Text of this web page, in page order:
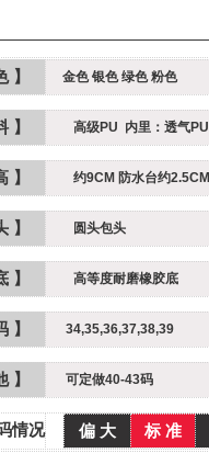
】 金色 银色 绿色 粉色
】 高级PU 内里：透气PU
】 约9CM 防水台约2.5CM
】 圆头包头
】 高等度耐磨橡胶底
】 34,35,36,37,38,39
】 可定做40-43码
情况 偏 大 标 准